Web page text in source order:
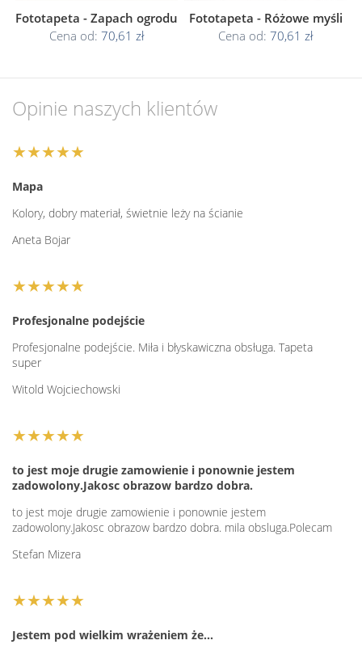
Fototapeta - Zapach ogrodu
Cena od: 70,61 zł
Fototapeta - Różowe myśli
Cena od: 70,61 zł
Opinie naszych klientów
★★★★★
Mapa
Kolory, dobry materiał, świetnie leży na ścianie
Aneta Bojar
★★★★★
Profesjonalne podejście
Profesjonalne podejście. Miła i błyskawiczna obsługa. Tapeta
super
Witold Wojciechowski
★★★★★
to jest moje drugie zamowienie i ponownie jestem
zadowolony.Jakosc obrazow bardzo dobra.
to jest moje drugie zamowienie i ponownie jestem
zadowolony.Jakosc obrazow bardzo dobra. mila obsluga.Polecam
Stefan Mizera
★★★★★
Jestem pod wielkim wrażeniem że…